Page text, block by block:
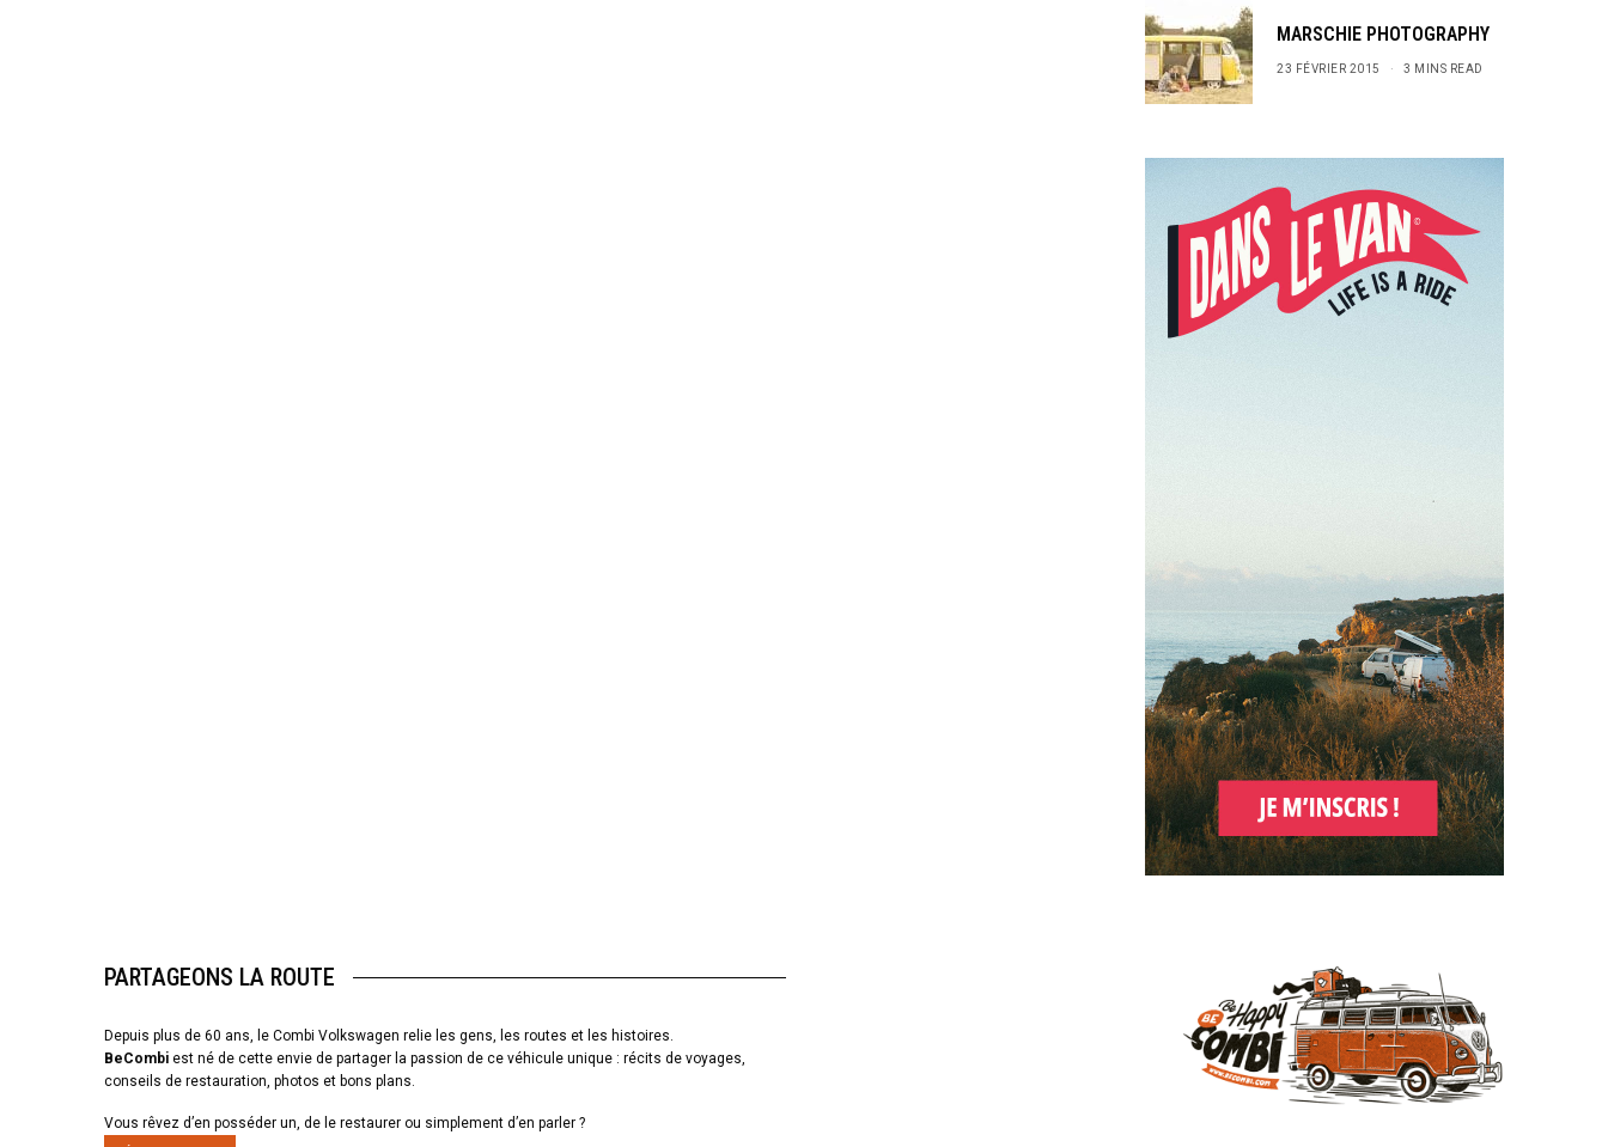
MARSCHIE PHOTOGRAPHY
23 FÉVRIER 2015 3 MINS READ
PARTAGEONS LA ROUTE
Depuis plus de 60 ans, le Combi Volkswagen relie les gens, les routes et les histoires.
BeCombi est né de cette envie de partager la passion de ce véhicule unique : récits de voyages,
conseils de restauration, photos et bons plans.
Vous rêvez d’en posséder un, de le restaurer ou simplement d’en parler ?